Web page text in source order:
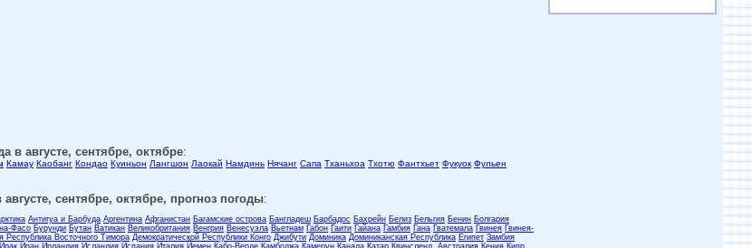
в августе, сентябре, октябре:
Камау Каобанг Кондао Куиньон Лангшон Лаокай Намдинь Нячанг Сапа Тханьхоа Тхотю Фантхьет Фукуок Фульен
сентябре, октябре, прогноз погоды:
Антигуа и Барбуда Аргентина Афганистан Багамские острова Бангладеш Барбадос Бахрейн Белиз Бельгия Бенин Болгария
Фасо Бурунди Бутан Ватикан Великобритания Венгрия Венесуэла Вьетнам Габон Гаити Гайана Гамбия Гана Гватемала Гвинея Гвинея-
Республика Восточного Тимора Демократической Республики Конго Джибути Доминика Доминиканская Республика Египет Замбия
Ирак Иран Ирландия Исландия Испания Италия Йемен Кабо-Верде Камбоджа Камерун Канада Катар Квинсленд, Австралия Кения Кипр